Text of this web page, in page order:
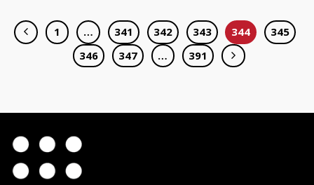
1 … 341 342 343 344
345
346
347 … 391